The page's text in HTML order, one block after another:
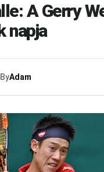
A Gerry
napja
ByAdam